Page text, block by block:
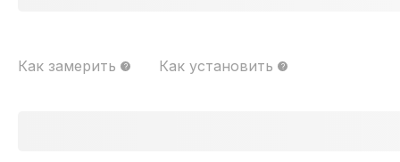
Как замерить Как установить